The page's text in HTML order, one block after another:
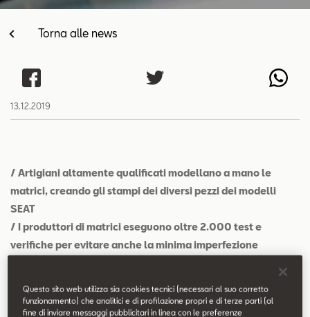
Business
SEAT Usato Certificato
Contatti
Torna alle news
13.12.2019
/ Artigiani altamente qualificati modellano a mano le
matrici, creando gli stampi dei diversi pezzi dei modelli
SEAT
/ I produttori di matrici eseguono oltre 2.000 test e
verifiche per evitare anche la minima imperfezione
mantenendola viva
Questo sito web utilizza sia cookies tecnici (necessari al suo corretto
funzionamento) che analitici e di profilazione propri e di terze parti (al
fine di inviare messaggi pubblicitari in linea con le preferenze